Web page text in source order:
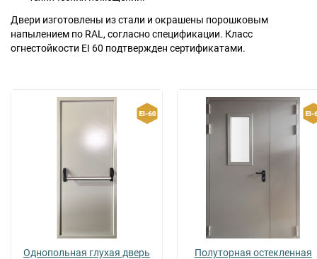
Москва
Работаем без выходных: c 9:00 до 21:00
+7 (495) 646-04-78
ПРЕМИАЛЬНЫЕ ДВЕРИ, pdf (2,8 МБ)
Двери изготовлены из стали и окрашены порошковым
напылением по RAL, согласно спецификации. Класс
огнестойкости EI 60 подтвержден сертификатами.
Однопольная глухая дверь
Полуторная остекленная